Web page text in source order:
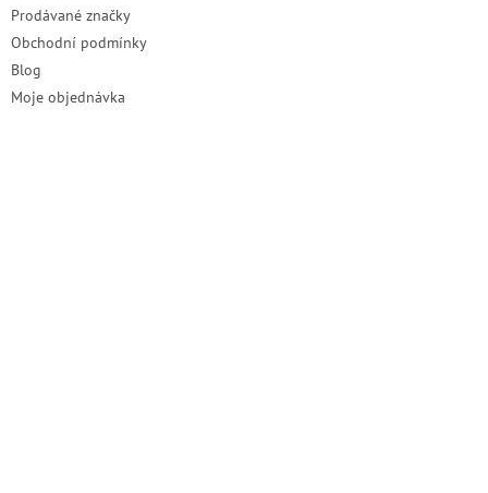
Prodávané značky
Obchodní podmínky
Blog
Moje objednávka